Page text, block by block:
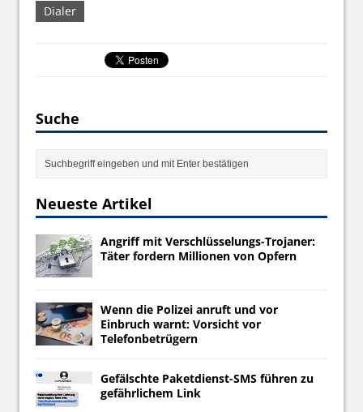
Dialer
Suche
Neueste Artikel
Angriff mit Verschlüsselungs-Trojaner:
Täter fordern Millionen von Opfern
Wenn die Polizei anruft und vor
Einbruch warnt: Vorsicht vor
Telefonbetrügern
Gefälschte Paketdienst-SMS führen zu
gefährlichem Link